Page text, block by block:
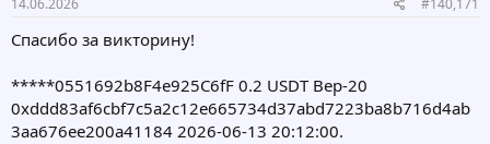
14.06.2026 #140,171
Спасибо за викторину!
*****0551692b8F4e925C6fF 0.2 USDT Bep-20
0xddd83af6cbf7c5a2c12e665734d37abd7223ba8b716d4ab
3aa676ee200a41184 2026-06-13 20:12:00.